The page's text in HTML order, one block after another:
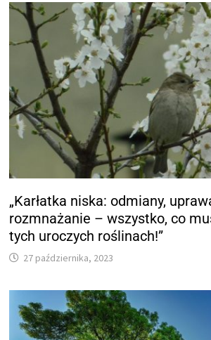
„Karłatka niska: odmiany,
rozmnażanie – wszystko, co
tych uroczych roślinach!”
27 października, 2023